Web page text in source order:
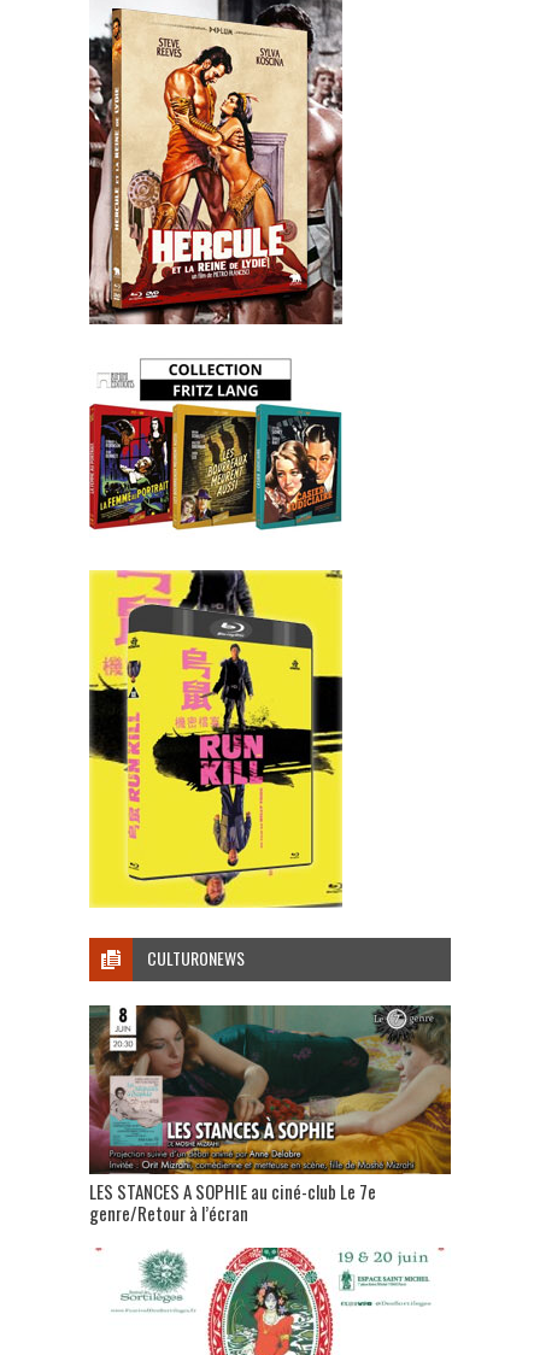
CULTURONEWS
LES STANCES A SOPHIE au ciné-club Le 7e
genre/Retour à l’écran